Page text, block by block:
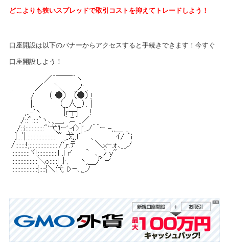
どこよりも狭いスプレッドで取引コストを抑えてトレードしよう！
口座開設は以下のバナーからアクセスすると手続きできます！ 今すぐ
口座開設しよう！